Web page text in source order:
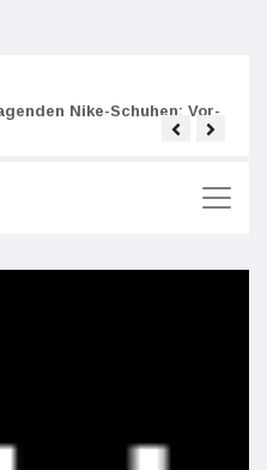
Nike-Schuhen: Vor-